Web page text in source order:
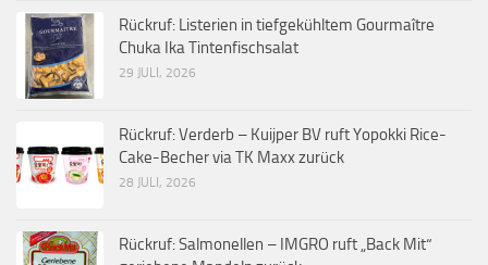
Rückruf: Listerien in tiefgekühltem Gourmaître
Chuka Ika Tintenfischsalat
29 JULI, 2026
Rückruf: Verderb – Kuijper BV ruft Yopokki Rice-
Cake-Becher via TK Maxx zurück
28 JULI, 2026
Rückruf: Salmonellen – IMGRO ruft „Back Mit“